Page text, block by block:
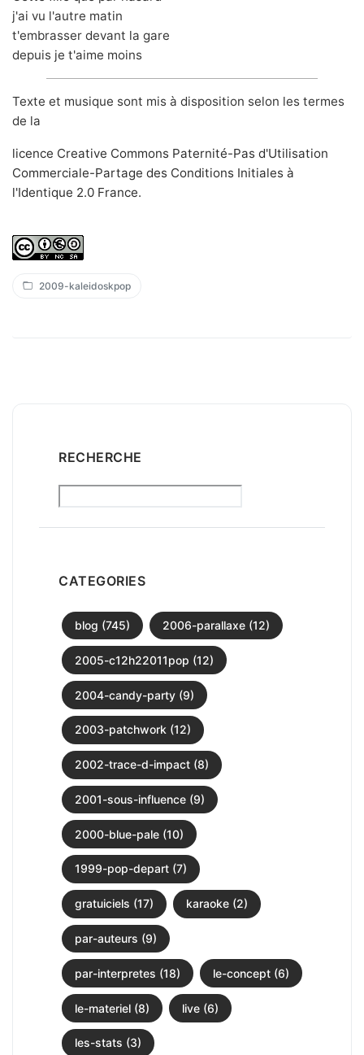
j'ai vu l'autre matin
t'embrasser devant la gare
depuis je t'aime moins
Texte et musique sont mis à disposition selon les termes
de la
licence Creative Commons Paternité-Pas d'Utilisation
Commerciale-Partage des Conditions Initiales à
l'Identique 2.0 France.
2009-kaleidoskpop
RECHERCHE
CATEGORIES
blog (745) 2006-parallaxe (12)
2005-c12h22011pop (12)
2004-candy-party (9)
2003-patchwork (12)
2002-trace-d-impact (8)
2001-sous-influence (9)
2000-blue-pale (10)
1999-pop-depart (7)
gratuiciels (17) karaoke (2)
par-auteurs (9)
par-interpretes (18) le-concept (6)
le-materiel (8) live (6)
les-stats (3)